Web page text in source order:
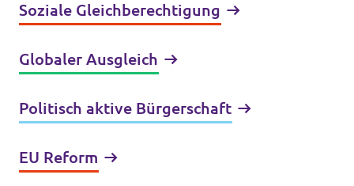
Soziale Gleichberechtigung
Globaler Ausgleich
Politisch aktive Bürgerschaft
EU Reform